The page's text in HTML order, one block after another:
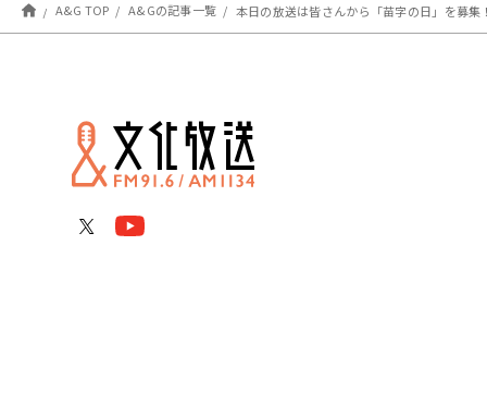
A&G TOP A&Gの記事一覧 本日の放送は皆さんから「苗字の日」を募